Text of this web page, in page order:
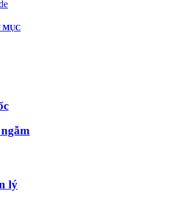
MỤC
lý